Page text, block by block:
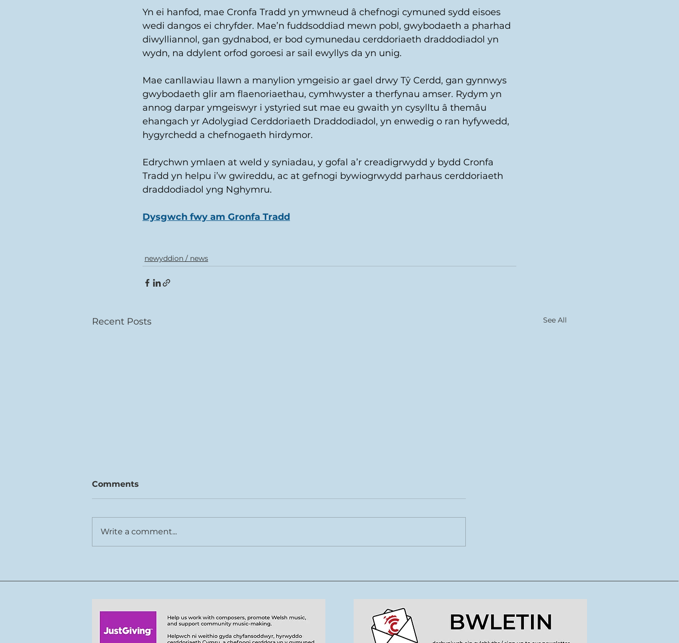
Yn ei hanfod, mae Cronfa Tradd yn ymwneud â chefnogi cymuned sydd eisoes
wedi dangos ei chryfder. Mae’n fuddsoddiad mewn pobl, gwybodaeth a pharhad
diwylliannol, gan gydnabod, er bod cymunedau cerddoriaeth draddodiadol yn
wydn, na ddylent orfod goroesi ar sail ewyllys da yn unig.
Mae canllawiau llawn a manylion ymgeisio ar gael drwy Tŷ Cerdd, gan gynnwys
gwybodaeth glir am flaenoriaethau, cymhwyster a therfynau amser. Rydym yn
annog darpar ymgeiswyr i ystyried sut mae eu gwaith yn cysylltu â themâu
ehangach yr Adolygiad Cerddoriaeth Draddodiadol, yn enwedig o ran hyfywedd,
hygyrchedd a chefnogaeth hirdymor.
Edrychwn ymlaen at weld y syniadau, y gofal a’r creadigrwydd y bydd Cronfa
Tradd yn helpu i’w gwireddu, ac at gefnogi bywiogrwydd parhaus cerddoriaeth
draddodiadol yng Nghymru.
Dysgwch fwy am Gronfa Tradd
newyddion / news
Recent Posts See All
cerddoriaeth
Comments
Write a comment...